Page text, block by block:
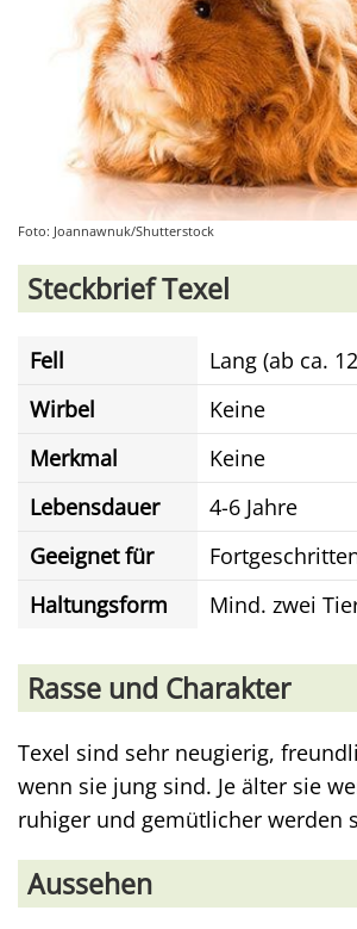
Foto: Joannawnuk/Shutterstock
Steckbrief Texel
Fell
Lang (ab ca.
Wirbel
Keine
Merkmal
Keine
Lebensdauer
4-6 Jahre
Geeignet für
Haltungsform
Mind. zwei
Rasse und Charakter
Texel sind sehr neugierig,
wenn sie jung sind. Je älter sie
ruhiger und gemütlicher werden
Aussehen